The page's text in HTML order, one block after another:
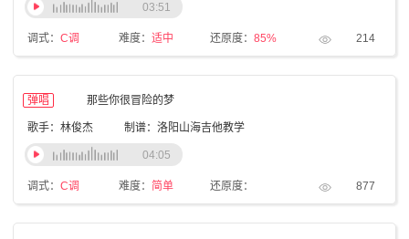
调式： C调 难度： 适中 还原度： 85% 214
03:51
弹唱 那些你很冒险的梦
歌手：林俊杰 制谱：洛阳山海吉他教学
调式： C调 难度： 简单 还原度： 877
04:05